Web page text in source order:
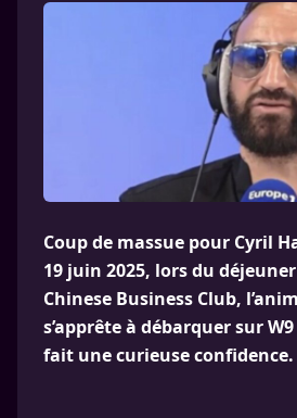
Coup de massue pour Cyril
19 juin 2025, lors du
Chinese Business Club,
s’apprête à débarquer sur
fait une curieuse confidence.